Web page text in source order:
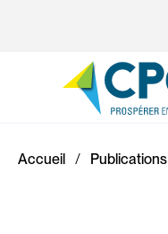
Accueil Publications